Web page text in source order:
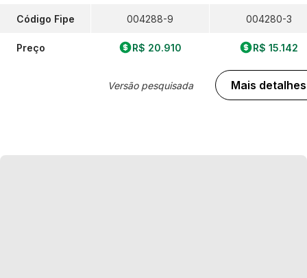
Código Fipe
Preço
004288-9
R$ 20.910
Versão pesquisada
004280-3
R$ 15.142
Mais detalhes